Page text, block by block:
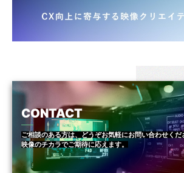
CONTACT
ご相談のある方は、どうぞお気軽にお問い合わせくだ
映像のチカラでご期待に応えます。